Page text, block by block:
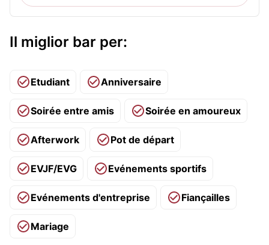
Il miglior bar per:
Etudiant Anniversaire
Soirée entre amis Soirée en amoureux
Afterwork Pot de départ
EVJF/EVG Evénements sportifs
Evénements d'entreprise Fiançailles
Mariage